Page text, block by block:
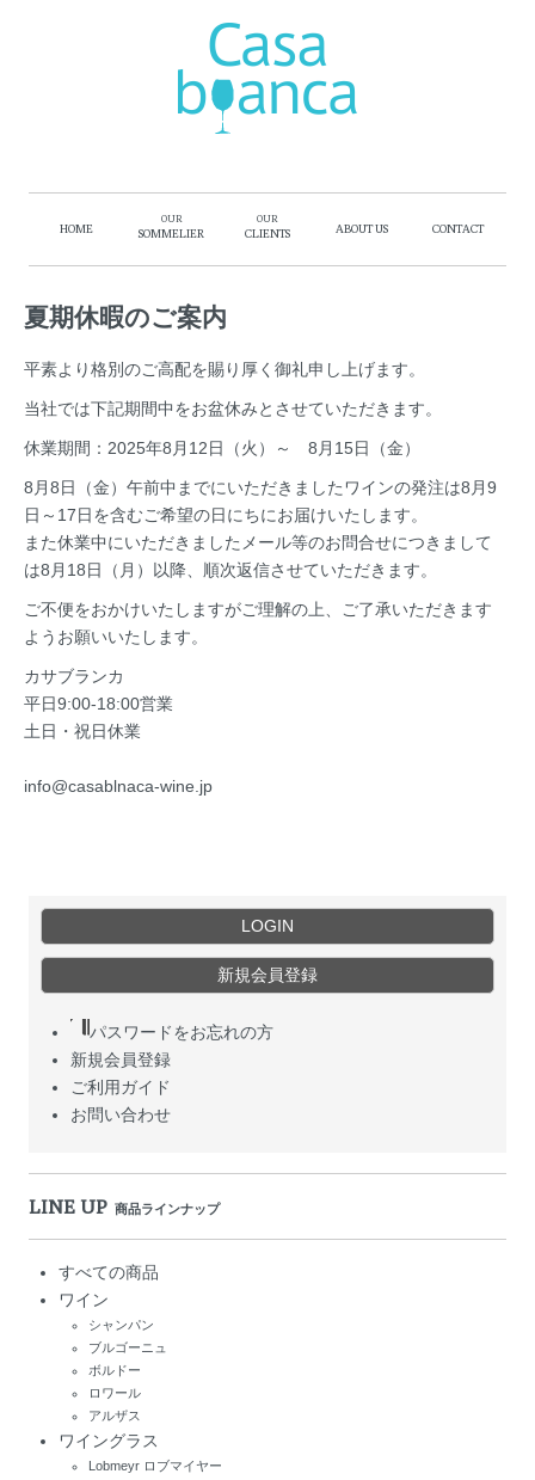
HOME
OUR
SOMMELIER
OUR
CLIENTS ABOUT US CONTACT
夏期休暇のご案内
平素より格別のご高配を賜り厚く御礼申し上げます。
当社では下記期間中をお盆休みとさせていただきます。
休業期間：2025年8月12日（火）～ 8月15日（金）
8月8日（金）午前中までにいただきましたワインの発注は8月9
日～17日を含むご希望の日にちにお届けいたします。
また休業中にいただきましたメール等のお問合せにつきまして
は8月18日（月）以降、順次返信させていただきます。
ご不便をおかけいたしますがご理解の上、ご了承いただきます
ようお願いいたします。
カサブランカ
平日9:00-18:00営業
土日・祝日休業
info@casablnaca-wine.jp
LOGIN
新規会員登録
パスワードをお忘れの方
新規会員登録
ご利用ガイド
お問い合わせ
LINE UP 商品ラインナップ
すべての商品
ワイン
シャンパン
ブルゴーニュ
ボルドー
ロワール
アルザス
ワイングラス
Lobmeyr ロブマイヤー